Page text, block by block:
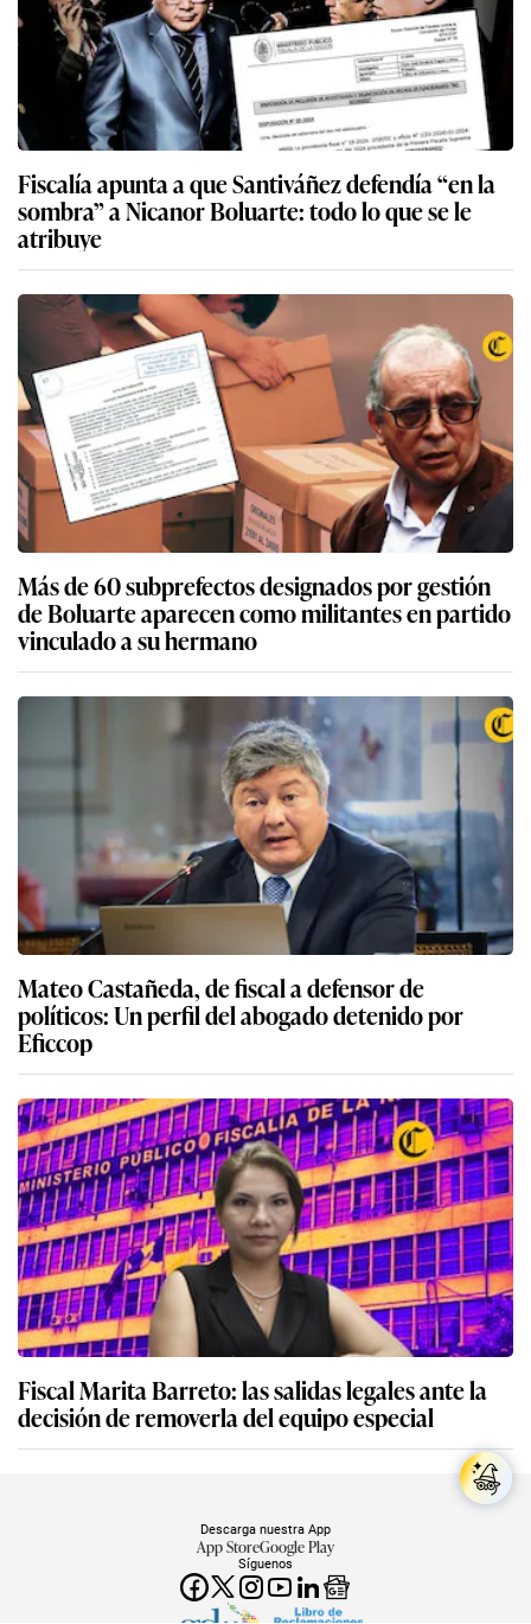
Fiscalía apunta a que Santiváñez defendía “en la
sombra” a Nicanor Boluarte: todo lo que se le
atribuye
Más de 60 subprefectos designados por gestión
de Boluarte aparecen como militantes en partido
vinculado a su hermano
Mateo Castañeda, de fiscal a defensor de
políticos: Un perfil del abogado detenido por
Eficcop
Fiscal Marita Barreto: las salidas legales ante la
decisión de removerla del equipo especial
Síguenos
Descarga nuestra App
App StoreGoogle Play